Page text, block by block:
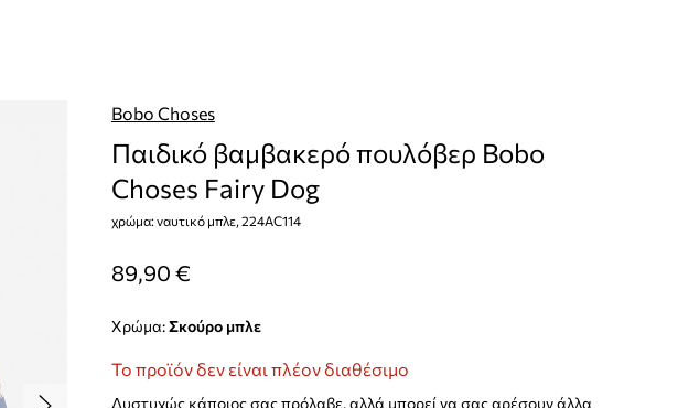
Bobo Choses
Παιδικό βαμβακερό πουλόβερ Bobo
Choses Fairy Dog
χρώμα: ναυτικό μπλε, 224AC114
89,90 €
Χρώμα: σκούρο μπλε
Το προϊόν δεν είναι πλέον διαθέσιμο
Δυστυχώς κάποιος σας πρόλαβε, αλλά μπορεί να σας αρέσουν άλλα